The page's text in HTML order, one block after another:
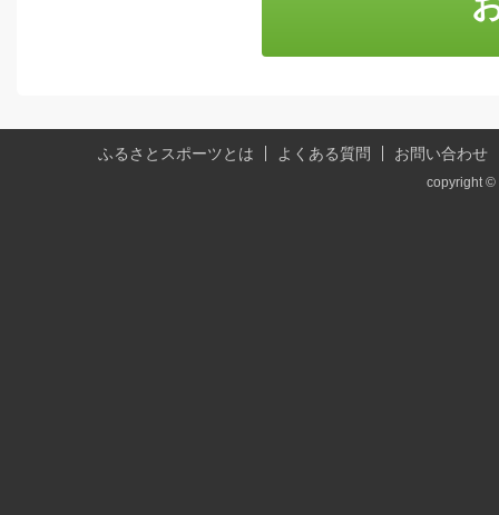
ふるさとスポーツとは よくある質問 お問い合わせ
copyright ©